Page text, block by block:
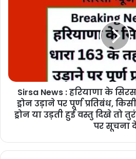
Sirsa News : हरियाणा के
ड्रोन उड़ाने पर पूर्ण प्रतिबंध,
ड्रोन या उड़ती हुई वस्तु दिखे तो
पर सूचना